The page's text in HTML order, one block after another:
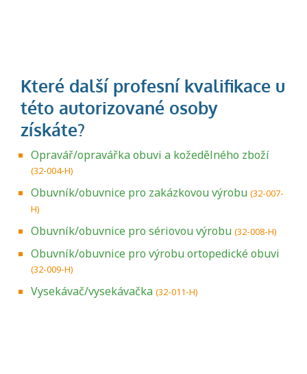
Opravář/opravářka obuvi a kožedělného zboží
(32-004-H)
Obuvník/obuvnice pro zakázkovou výrobu (32-007-
H)
Obuvník/obuvnice pro sériovou výrobu (32-008-H)
Obuvník/obuvnice pro výrobu ortopedické obuvi
(32-009-H)
Vysekávač/vysekávačka (32-011-H)
Projděte si seznam profesních kvalifikací.